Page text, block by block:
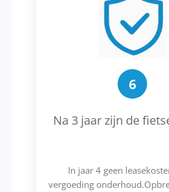
6
Na 3 jaar zijn de
In jaar 4 geen
vergoeding